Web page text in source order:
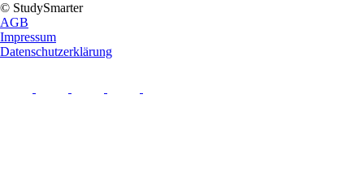
© StudySmarter
AGB
Impressum
Datenschutzerklärung